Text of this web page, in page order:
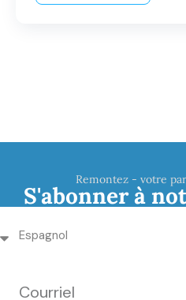
Remontez - votre
S'abonner à